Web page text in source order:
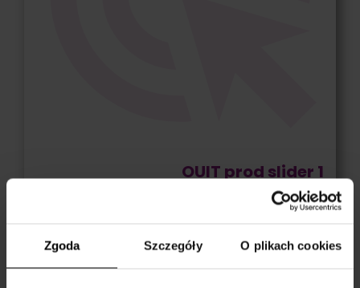
Zgoda Szczegóły O plikach cookies
OUIT prod slider 1